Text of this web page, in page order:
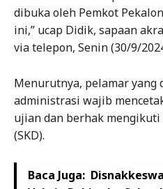
dibuka oleh Pemkot
ini,” ucap Didik, sapaan
via telepon, Senin (30/9/
Menurutnya, pelamar yang
administrasi wajib
ujian dan berhak
(SKD).
Baca Juga: